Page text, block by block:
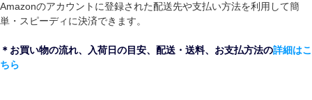
Amazonのアカウントに登録された配送先や支払い方法を利用して簡
単・スピーディに決済できます。
＊お買い物の流れ、入荷日の目安、配送・送料、お支払方法の詳細はこ
ちら